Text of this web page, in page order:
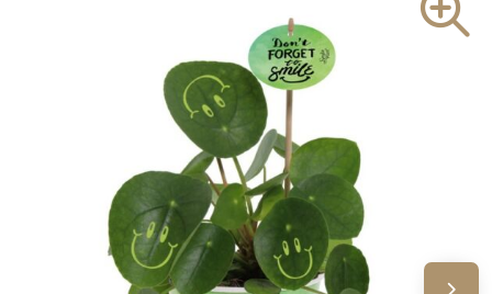
Verjaardagen
Voetbal, EK en WK
Voor de bouw